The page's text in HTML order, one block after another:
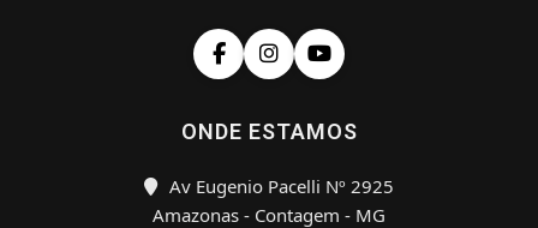
ONDE ESTAMOS
Av Eugenio Pacelli Nº 2925
Amazonas - Contagem - MG